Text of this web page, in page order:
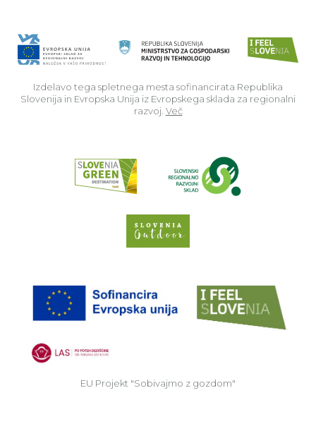
Izdelavo tega spletnega mesta sofinancirata Republika
Slovenija in Evropska Unija iz Evropskega sklada za regionalni
razvoj. Več
EU Projekt "Sobivajmo z gozdom"